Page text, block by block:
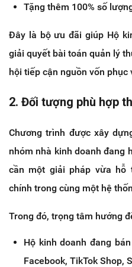
Tặng thêm 100% số
Đây là bộ ưu đãi giúp Hộ
giải quyết bài toán quản lý
hội tiếp cận nguồn vốn
2. Đối tượng phù hợp
Chương trình được xây
nhóm nhà kinh doanh đang
cần một giải pháp vừa
chính trong cùng một hệ
Trong đó, trọng tâm hướng
Hộ kinh doanh đang
Facebook, TikTok Shop,